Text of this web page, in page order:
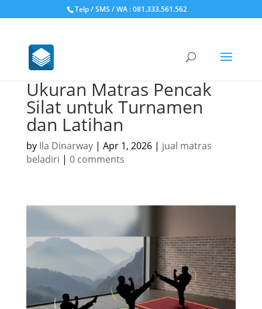
Telp / SMS / WA : 081.333.561.562
Ukuran Matras Pencak
Silat untuk Turnamen
dan Latihan
by Ila Dinarway| Apr 1, 2026| jual matras
beladiri | 0 comments